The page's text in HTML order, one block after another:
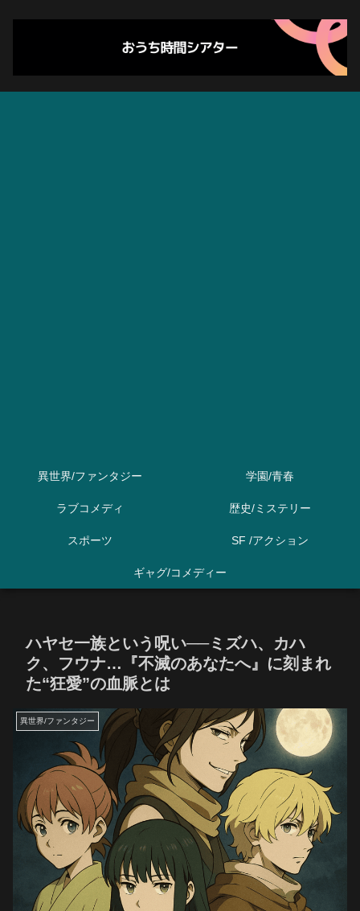
異世界/ファンタジー 学園/青春
ラブコメディ 歴史/ミステリー
スポーツ SF /アクション
ギャグ/コメディー
ハヤセ一族という呪い──ミズハ、カハ
ク、フウナ…『不滅のあなたへ』に刻まれ
た“狂愛”の血脈とは
異世界/ファンタジー